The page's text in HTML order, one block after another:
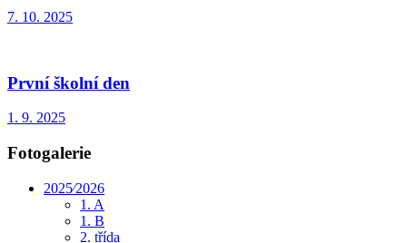
7. 10. 2025
První školní den
1. 9. 2025
Fotogalerie
2025⁄2026
1. A
1. B
2. třída